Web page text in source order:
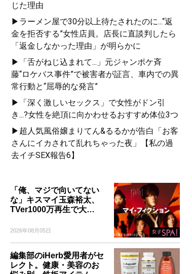
じた理由
▶ラーメン屋で30分以上待たされたのに...“返
金を拒否する”女性店員。店長に直談判したら
「返金しなかった理由」が明らかに
▶「舌がねじ込まれて...」元ジャンポケ斉
藤“ロケバス事件”で被害者が証言、車内での異
常行動と“屈辱的な発言”
▶「深く激しいセックス」で女性がドン引
き...?女性を絶頂に向かわせるおすすめ体位3つ
▶超人気風俗嬢まりてん&るるかが告白「お客
さんにイカされて乱れちゃった夜」【私の過
去イチSEX報告6】
「俺、マジで向いてない
な」キスマイ玉森裕太、
TVer1000万再生で大…
2026年08月05日
編集部のiHerb愛用者がセ
レクト。健康・美容のお